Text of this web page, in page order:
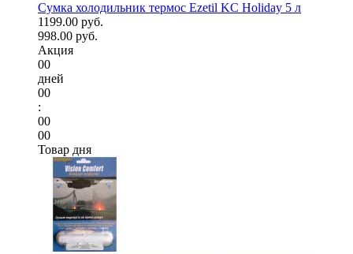
Сумка холодильник термос Ezetil KC Holiday 5 л
1199.00 руб.
998.00 руб.
Акция
00
дней
00
:
00
00
Товар дня